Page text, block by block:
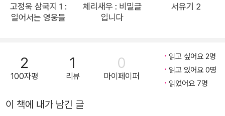
나든 그렇지 않든 나를 사랑하는 힘을 기르라는 따뜻한 응원을 독
자에게 전한다. 실수투성이, 하지만 어쩐지 두근거리는 우리들의
격을 알아봐 주는 사람이 없어 속상하다. 유일하게 충효의 관심을
끄는 반 친구 서영은 아이돌 그룹의 팬인데, 자신의 팬 활동을 모
CD를 잔뜩 산 서영은 우연히 마주친 충효에게 도움을 청하고, 서
고정욱 삼국지 1 :
일어서는 영웅들
체리새우 : 비밀글
입니다
서유기 2
2
100자평
1
리뷰
0
마이페이퍼
읽고 싶어요 2명
읽고 있어요 0명
읽었어요 7명
이 책에 내가 남긴 글